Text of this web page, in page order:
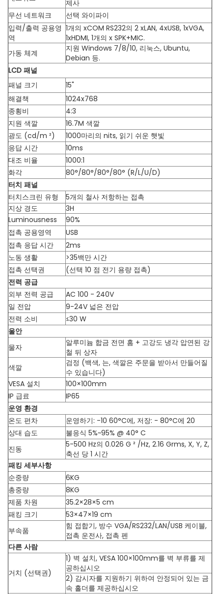
제사
무선 네트워크
선택 와이파이
입력/출력 공용영
역
1개의 xCOM RS232의 2 xLAN, 4xUSB, 1xVGA,
1xHDMI, 1개의 x SPK+MIC.
가동 체계
지원 Windows 7/8/10, 리눅스, Ubuntu,
Debian 등.
LCD 패널
패널 크기
15"
해결책
1024x768
종횡비
4:3
지원 색깔
16.7M 색깔
광도 (cd/m ²)
1000마리의 nits, 읽기 쉬운 햇빛
응답 시간
10ms
대조 비율
1000:1
화각
80°/80°/80°/80° (R/L/U/D)
터치 패널
터치스크린 유형
5개의 철사 저항하는 접촉
지상 경도
3H
Luminousness
90%
접촉 공용영역
USB
접촉 응답 시간
2ms
노동 생활
>35백만 시간
접촉 선택권
(선택 10 점 전기 용량 접촉)
전력 공급
외부 전력 공급
AC 100 - 240V
일 전압
9-24V 넓은 전압
전력 소비
≤30 W
울안
물자
알루미늄 합금 전면 홈 + 고강도 냉각 압연된 강
철 뒤 상자
색깔
검정 (백색, 는, 색깔은 주문을 받아서 만들어질
수 있습니다)
VESA 설치
100×100mm
IP 급료
IP65
운영 환경
온도 편차
운영하기: -10 60°C에, 저장: - 80°C에 20
상대 습도
불응식 5%~95% @ 40° C
진동
5-500 Hz의 0.026 G ² /Hz, 2.16 Grms, X, Y, Z,
축선 당 1 시간
패킹 세부사항
순중량
6KG
총중량
8KG
제품 차원
35.2×28×5 cm
패킹 크기
53×47×19 cm
부속품
힘 접합기, 방수 VGA/RS232/LAN/USB 케이블,
접촉 운전사, 접촉 펜
다른 사람
거치 (선택권)
1) 벽 설치, VESA 100×100mm를 벽 부류를 제
공하십시오
2) 감시자를 지원하기 위하여 안정되어 있는 금
속 홀더를 제공하십시오